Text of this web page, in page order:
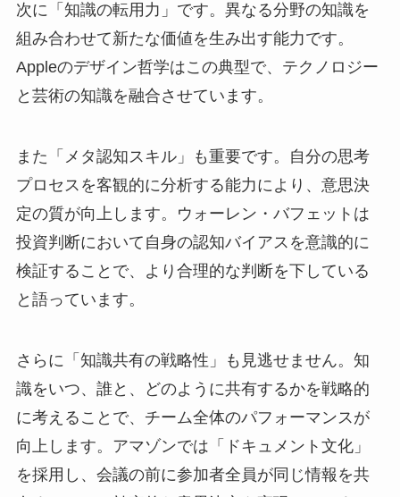
次に「知識の転用力」です。異なる分野の知識を
組み合わせて新たな価値を生み出す能力です。
Appleのデザイン哲学はこの典型で、テクノロジー
と芸術の知識を融合させています。
また「メタ認知スキル」も重要です。自分の思考
プロセスを客観的に分析する能力により、意思決
定の質が向上します。ウォーレン・バフェットは
投資判断において自身の認知バイアスを意識的に
検証することで、より合理的な判断を下している
と語っています。
さらに「知識共有の戦略性」も見逃せません。知
識をいつ、誰と、どのように共有するかを戦略的
に考えることで、チーム全体のパフォーマンスが
向上します。アマゾンでは「ドキュメント文化」
を採用し、会議の前に参加者全員が同じ情報を共